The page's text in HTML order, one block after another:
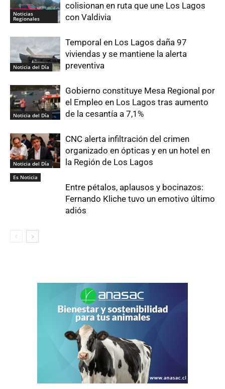
Noticias
Regionales
colisionan en ruta que une Los Lagos
con Valdivia
Noticia del Día
Temporal en Los Lagos daña 97
viviendas y se mantiene la alerta
preventiva
Noticia del Día
Gobierno constituye Mesa Regional por
el Empleo en Los Lagos tras aumento
de la cesantía a 7,1%
Noticia del Día
CNC alerta infiltración del crimen
organizado en ópticas y en un hotel en
la Región de Los Lagos
Es Noticia
Entre pétalos, aplausos y bocinazos:
Fernando Kliche tuvo un emotivo último
adiós